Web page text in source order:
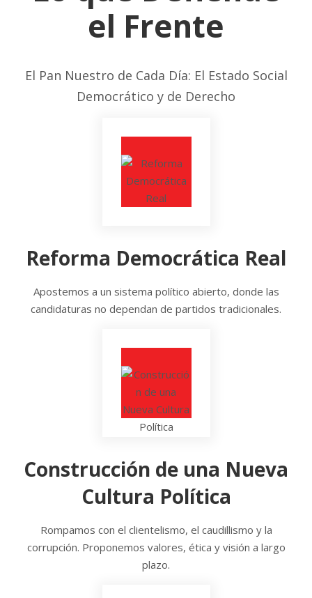
el Frente
El Pan Nuestro de Cada Día: El Estado Social
Democrático y de Derecho
Reforma Democrática Real
Apostemos a un sistema político abierto, donde las
candidaturas no dependan de partidos tradicionales.
Construcción de una Nueva
Cultura Política
Rompamos con el clientelismo, el caudillismo y la
corrupción. Proponemos valores, ética y visión a largo
plazo.